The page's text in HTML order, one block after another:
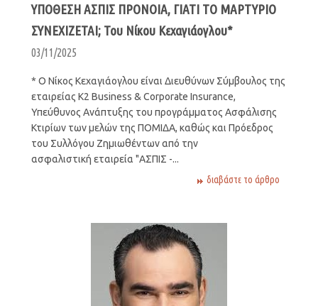
ΥΠΟΘΕΣΗ ΑΣΠΙΣ ΠΡΟΝΟΙΑ, ΓΙΑΤΙ ΤΟ ΜΑΡΤΥΡΙΟ
ΣΥΝΕΧΙΖΕΤΑΙ; Του Νίκου Κεχαγιάογλου*
03/11/2025
* Ο Νίκος Κεχαγιάογλου είναι Διευθύνων Σύμβουλος της
εταιρείας Κ2 Business & Corporate Insurance,
Υπεύθυνος Ανάπτυξης του προγράμματος Ασφάλισης
Κτιρίων των μελών της ΠΟΜΙΔΑ, καθώς και Πρόεδρος
του Συλλόγου Ζημιωθέντων από την
ασφαλιστική εταιρεία "ΑΣΠΙΣ -...
διαβάστε το άρθρο